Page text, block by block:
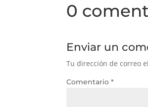
0
Enviar un
Tu dirección de correo
Comentario*